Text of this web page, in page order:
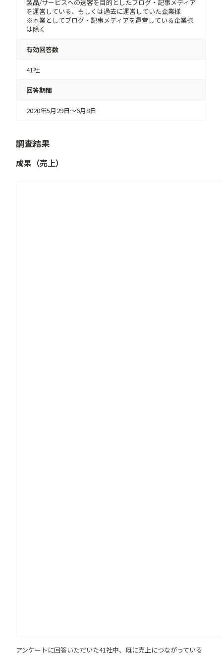
製品/サービスへの送客を目的としたブログ・記事メディア
を運営している、もしくは過去に運営していた企業様
※本業としてブログ・記事メディアを運営している企業様
は除く
有効回答数
41社
回答期間
2020年5月29日〜6月8日
調査結果
成果（売上）
アンケートに回答いただいた41社中、既に売上につながっている